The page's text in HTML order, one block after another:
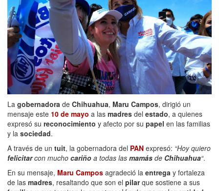
La gobernadora de Chihuahua, Maru Campos, dirigió un
mensaje este 10 de mayo a las madres del estado, a quienes
expresó su reconocimiento y afecto por su papel en las familias
y la sociedad.
A través de un tuit, la gobernadora del PAN expresó: “Hoy quiero
felicitarcon mucho cariño a todas las mamás de Chihuahua“.
En su mensaje, Maru Campos agradeció la entrega y fortaleza
de las madres, resaltando que son el pilarque sostiene a sus